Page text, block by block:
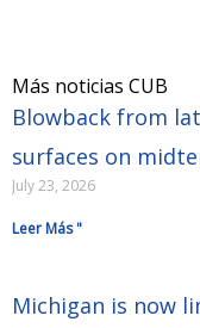
Más noticias CUB
Blowback from
surfaces on
July 23, 2026
Leer Más "
Michigan is now